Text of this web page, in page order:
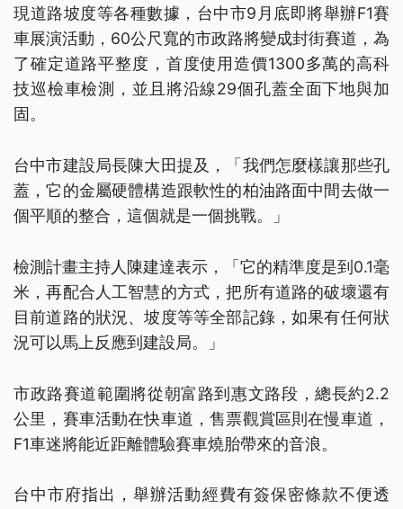
現道路坡度等各種數據，台中市9月底即將舉辦F1賽
車展演活動，60公尺寬的市政路將變成封街賽道，為
了確定道路平整度，首度使用造價1300多萬的高科
技巡檢車檢測，並且將沿線29個孔蓋全面下地與加
固。
台中市建設局長陳大田提及，「我們怎麼樣讓那些孔
蓋，它的金屬硬體構造跟軟性的柏油路面中間去做一
個平順的整合，這個就是一個挑戰。」
檢測計畫主持人陳建達表示，「它的精準度是到0.1毫
米，再配合人工智慧的方式，把所有道路的破壞還有
目前道路的狀況、坡度等等全部記錄，如果有任何狀
況可以馬上反應到建設局。」
市政路賽道範圍將從朝富路到惠文路段，總長約2.2
公里，賽車活動在快車道，售票觀賞區則在慢車道，
F1車迷將能近距離體驗賽車燒胎帶來的音浪。
台中市府指出，舉辦活動經費有簽保密條款不便透